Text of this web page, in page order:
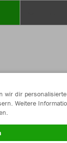
wir dir personalisierte
Weitere